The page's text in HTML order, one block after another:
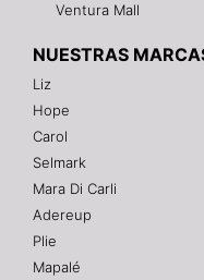
Ventura Mall
NUESTRAS
Liz
Hope
Carol
Selmark
Mara Di Carli
Adereup
Plie
Mapalé
¡Hola! 👋
Gracias por visitarnos.
personalmente con